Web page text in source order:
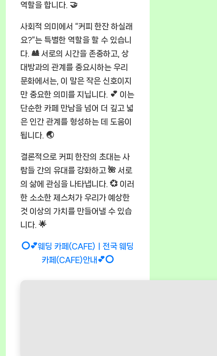
역할을 합니다. 🤝
사회적 의미에서 “커피 한잔 하실래
요?”는 특별한 역할을 할 수 있습니
다. 🎎 서로의 시간을 존중하고, 상
대방과의 관계를 중요시하는 우리
문화에서는, 이 말은 작은 신호이지
만 중요한 의미를 지닙니다. 💕 이는
단순한 카페 만남을 넘어 더 깊고 넓
은 인간 관계를 형성하는 데 도움이
됩니다. 🌏
결론적으로 커피 한잔의 초대는 사
람들 간의 유대를 강화하고 🌺 서로
의 삶에 관심을 나타냅니다. 💞 이러
한 소소한 제스처가 우리가 예상한
것 이상의 가치를 만들어낼 수 있습
니다. 🌟
⭕💕웨딩 카페(CAFE)ㅣ전국 웨딩
카페(CAFE)안내💕⭕